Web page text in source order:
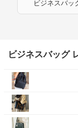
ビジネスバッ
ビジネスバッグ